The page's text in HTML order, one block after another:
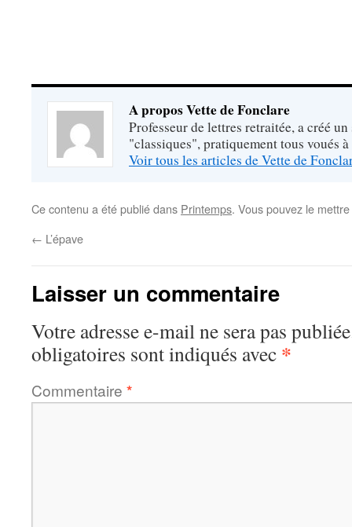
A propos Vette de Fonclare
Professeur de lettres retraitée, a créé
"classiques", pratiquement tous voués
Voir tous les articles de Vette de
Ce contenu a été publié dans Printemps. Vous pouvez le
← L’épave
Laisser un commentaire
Votre adresse e-mail ne sera pas
obligatoires sont indiqués avec *
Commentaire *